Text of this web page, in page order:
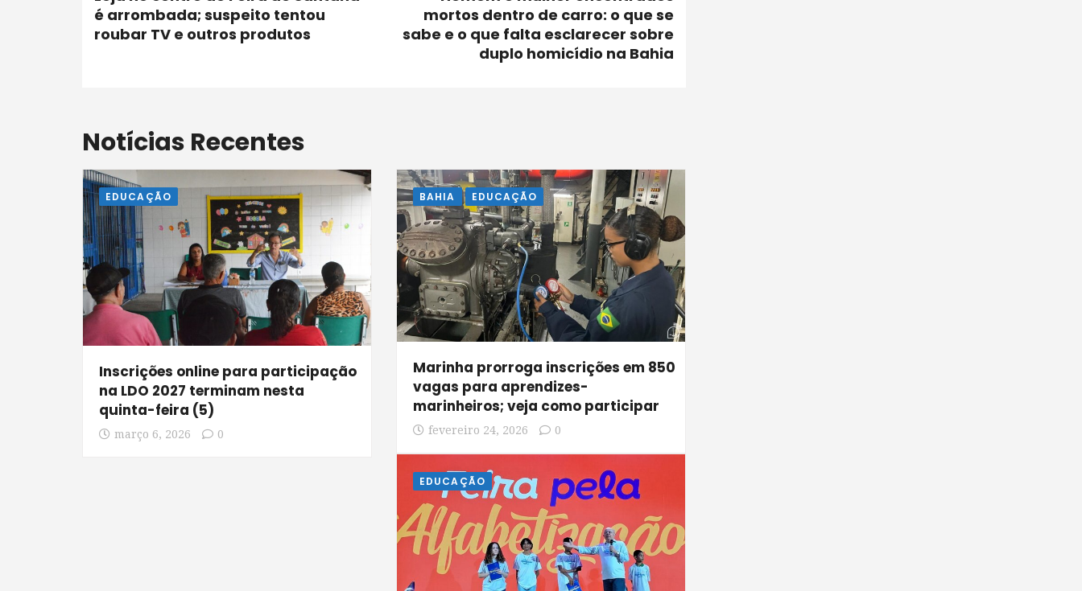
é arrombada; suspeito tentou
roubar TV e outros produtos
mortos dentro de carro: o que se
sabe e o que falta esclarecer sobre
duplo homicídio na Bahia
Notícias Recentes
EDUCAÇÃO
Inscrições online para participação
na LDO 2027 terminam nesta
quinta-feira (5)
março 6, 2026 0
BAHIA EDUCAÇÃO
Marinha prorroga inscrições em 850
vagas para aprendizes-
marinheiros; veja como participar
fevereiro 24, 2026 0
EDUCAÇÃO